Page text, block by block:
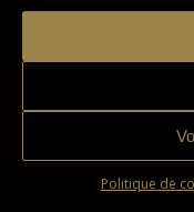
Politique de